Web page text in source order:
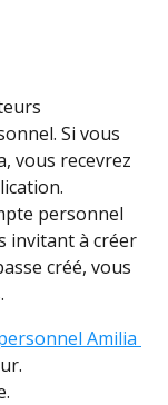
Si vous
vous recevrez
personnel
invitant à créer
créé, vous
Amilia